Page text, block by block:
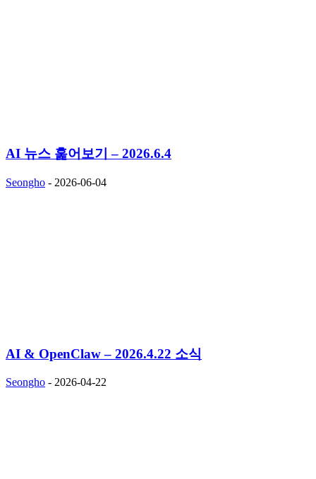
AI 뉴스 훑어보기 – 2026.6.4
Seongho - 2026-06-04
AI & OpenClaw – 2026.4.22 소식
Seongho - 2026-04-22